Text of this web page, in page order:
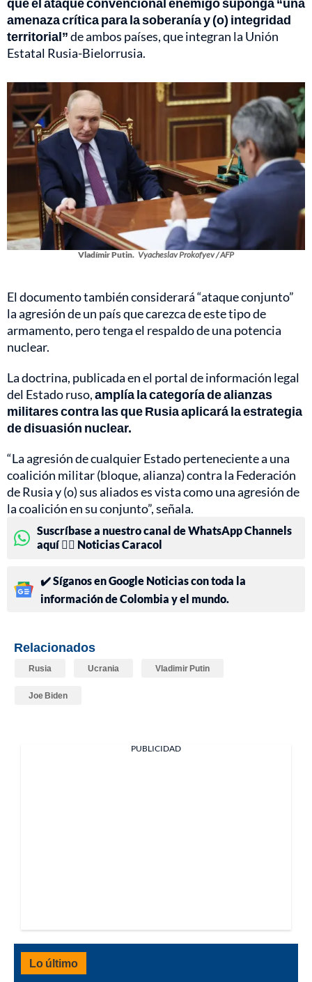
amenaza crítica para la soberanía y (o) integridad
territorial”de ambos países, que integran la Unión
Estatal Rusia-Bielorrusia.
Vladímir Putin. Vyacheslav Prokofyev / AFP
El documento también considerará “ataque conjunto”
la agresión de un país que carezca de este tipo de
armamento, pero tenga el respaldo de una potencia
nuclear.
La doctrina, publicada en el portal de información legal
del Estado ruso,amplía la categoría de alianzas
militares contra las que Rusia aplicará la estrategia
de disuasión nuclear.
“La agresión de cualquier Estado perteneciente a una
coalición militar (bloque, alianza) contra la Federación
de Rusia y (o) sus aliados es vista como una agresión de
la coalición en su conjunto”, señala.
Suscríbase a nuestro canal de WhatsApp Channels
aquí 👉🏻 Noticias Caracol
✔️ Síganos en Google Noticias con toda la
información de Colombia y el mundo.
Relacionados
Rusia Ucrania Vladimir Putin
Joe Biden
PUBLICIDAD
Lo último